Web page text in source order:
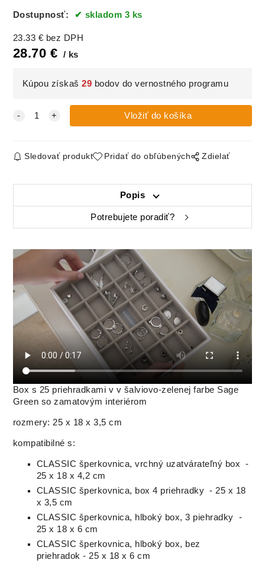
Dostupnosť: skladom 3 ks
23.33 € bez DPH
28.70 € ks
Kúpou získaš29 bodov do vernostného programu
Sledovať produkt Pridať do obľúbených Zdielať
Popis
Potrebujete poradiť?
Box s 25 priehradkami v v šalviovo-zelenej farbe Sage
Green so zamatovým interiérom
rozmery: 25 x 18 x 3,5 cm
kompatibilné s:
CLASSIC šperkovnica, vrchný uzatvárateľný box -
25 x 18 x 4,2 cm
CLASSIC šperkovnica, box 4 priehradky - 25 x 18
x 3,5 cm
CLASSIC šperkovnica, hlboký box, 3 piehradky -
25 x 18 x 6 cm
CLASSIC šperkovnica, hlboký box, bez
priehradok - 25 x 18 x 6 cm